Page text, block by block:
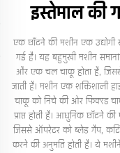
इस्तेमाल की
एक छाँटने की मशीन एक उद्योगी
गई है। यह बहुमुखी मशीन
और एक चल चाकू होता है,
जाती है। मशीन एक शक्तिशाली
चाकू को निचे की ओर फिक्स्ड
प्राप्त होती है। आधुनिक छाँटने
जिससे ऑपरेटर को ब्लेड गैप,
करने की अनुमति होती है। ये